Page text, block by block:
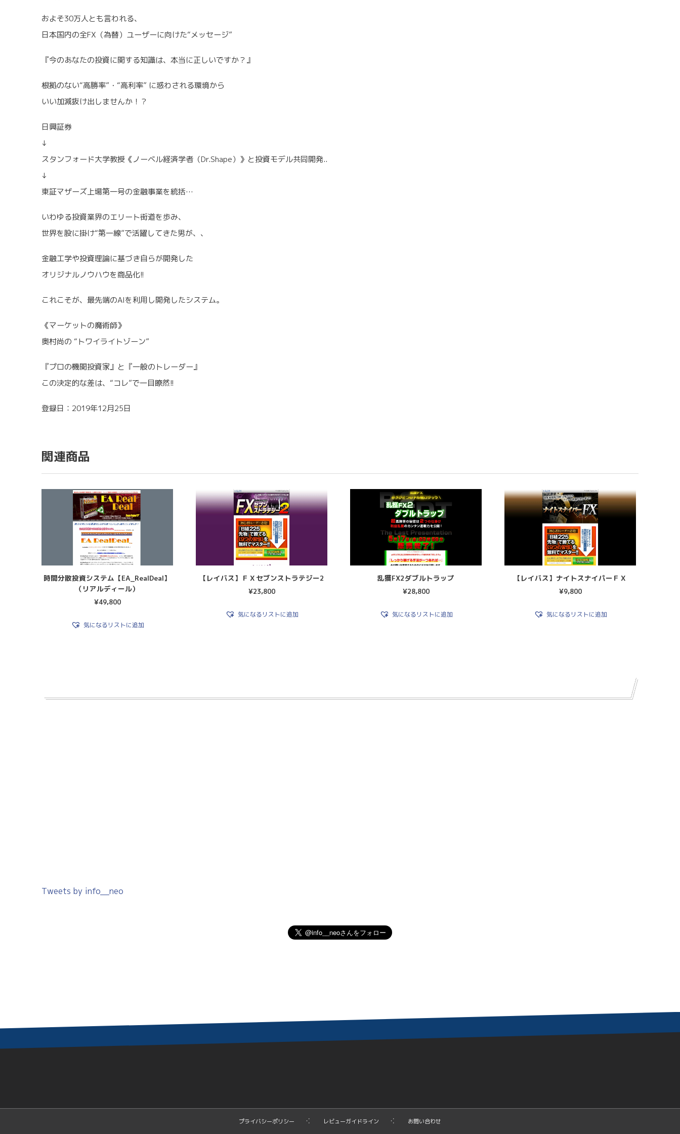
およそ30万人とも言われる、
日本国内の全FX（為替）ユーザーに向けた“メッセージ”
『今のあなたの投資に関する知識は、本当に正しいですか？』
根拠のない“高勝率”・“高利率” に惑わされる環境から
いい加減抜け出しませんか！？
日興証券
↓
スタンフォード大学教授《ノーベル経済学者（Dr.Shape）》と投資モデル共同開発..
↓
東証マザーズ上場第一号の金融事業を統括…
いわゆる投資業界のエリート街道を歩み、
世界を股に掛け“第一線”で活躍してきた男が、、
金融工学や投資理論に基づき自らが開発した
オリジナルノウハウを商品化!!
これこそが、最先端のAIを利用し開発したシステム。
《マーケットの魔術師》
奥村尚の “トワイライトゾーン”
『プロの機関投資家』と『一般のトレーダー』
この決定的な差は、“コレ”で一目瞭然!!
登録日：2019年12月25日
関連商品
時間分散投資システム【EA_RealDeal】
（リアルディール）
¥49,800
気になるリストに追加
【レイバス】ＦＸセブンストラテジー2
¥23,800
気になるリストに追加
乱獲FX2ダブルトラップ
¥28,800
気になるリストに追加
【レイバス】ナイトスナイパーＦＸ
¥9,800
気になるリストに追加
Tweets by info__neo
プライバシーポリシー レビューガイドライン お問い合わせ